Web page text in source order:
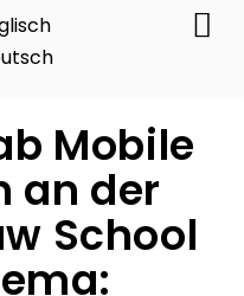
Mobile
an der
School